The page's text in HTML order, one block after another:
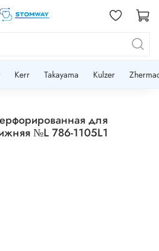
Kerr Takayama Kulzer
для
№L 786-1105L1